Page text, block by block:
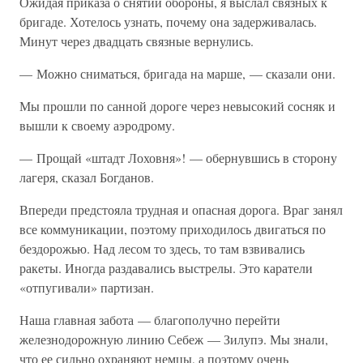
бригаде. Хотелось узнать, почему она задерживалась.
Минут через двадцать связные вернулись.
— Можно сниматься, бригада на марше, — сказали они.
Мы прошли по санной дороге через невысокий сосняк и
вышли к своему аэродрому.
— Прощай «штадт Лоховня»! — обернувшись в сторону
лагеря, сказал Богданов.
Впереди предстояла трудная и опасная дорога. Враг занял
все коммуникации, поэтому приходилось двигаться по
бездорожью. Над лесом то здесь, то там взвивались
ракеты. Иногда раздавались выстрелы. Это каратели
«отпугивали» партизан.
Наша главная забота — благополучно перейти
железнодорожную линию Себеж — Зилупэ. Мы знали,
что ее сильно охраняют немцы, а поэтому очень